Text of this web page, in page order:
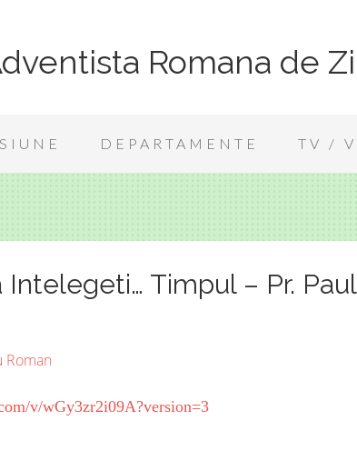
Romana de
DEPARTAMENTE TV /
Intelegeti… Timpul – Pr.
Roman
v/wGy3zr2i09A?version=3